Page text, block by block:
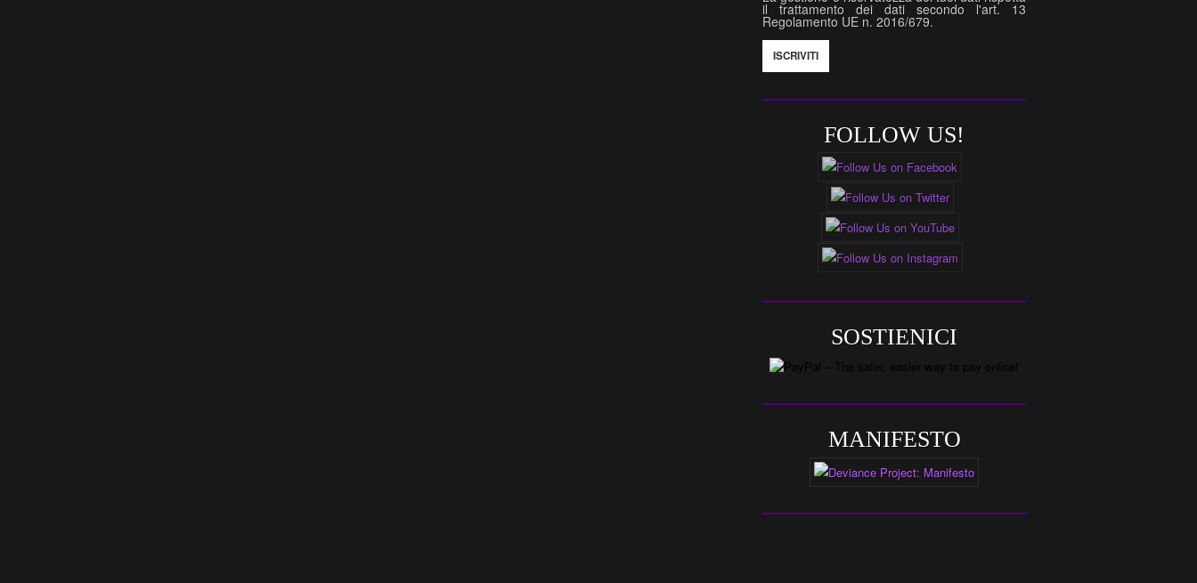
il trattamento dei dati secondo l'art. 13
Regolamento UE n. 2016/679.
FOLLOW US!
SOSTIENICI
MANIFESTO